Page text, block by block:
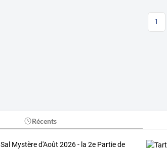
1
Récents
Sal Mystère d'Août 2026 - la 2e Partie de